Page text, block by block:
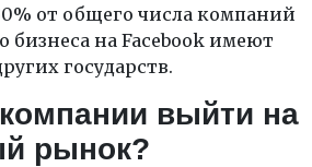
от общего числа компаний
бизнеса на Facebook имеют
государств.
выйти на
рынок?